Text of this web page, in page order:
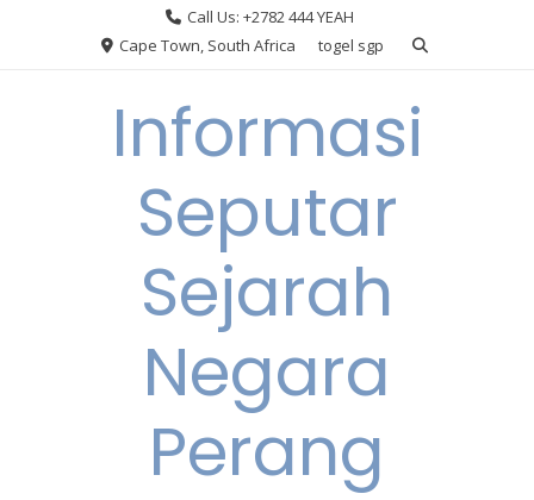
Call Us: +2782 444 YEAH
Cape Town, South Africa
togel sgp
Informasi
Seputar
Sejarah
Negara
Perang